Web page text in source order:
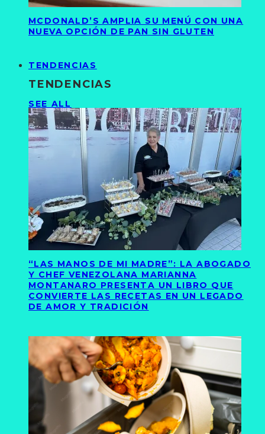
MCDONALD’S AMPLIA SU MENÚ CON UNA
NUEVA OPCIÓN DE PAN SIN GLUTEN
TENDENCIAS
TENDENCIAS
SEE ALL
“LAS MANOS DE MI MADRE”: LA ABOGADO
Y CHEF VENEZOLANA MARIANNA
MONTANARO PRESENTA UN LIBRO QUE
CONVIERTE LAS RECETAS EN UN LEGADO
DE AMOR Y TRADICIÓN